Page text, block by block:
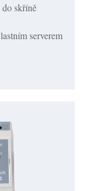
skříně
serverem